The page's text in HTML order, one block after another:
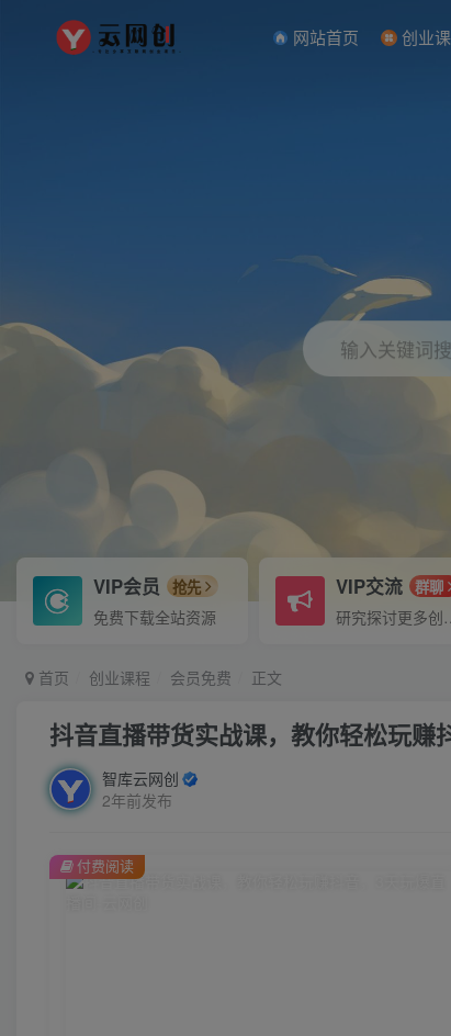
网站首页 创业
输入关键词
VIP会员 抢先
免费下载全站资源
VIP交流 群聊
研究探
首页 创业课程 会员免费 正文
抖音直播带货实战课，教你轻松玩赚
智库云网创
2年前发布
付费阅读